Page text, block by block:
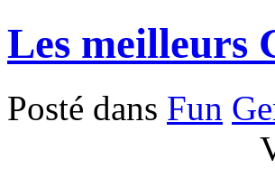
Les meilleurs
Posté dans Fun